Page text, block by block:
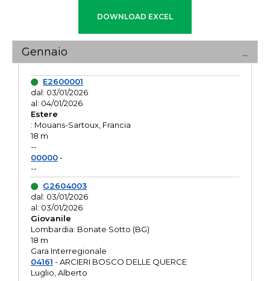
Gennaio
E2600001
dal: 03/01/2026
al: 04/01/2026
Estere
: Mouans-Sartoux, Francia
18 m
--
00000-
--
G2604003
dal: 03/01/2026
al: 03/01/2026
Giovanile
Lombardia: Bonate Sotto (BG)
18 m
Gara Interregionale
04161 - ARCIERI BOSCO DELLE QUERCE
Luglio, Alberto